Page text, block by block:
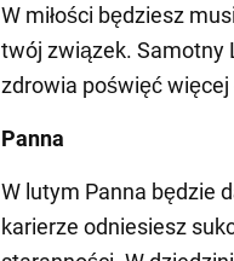
W miłości będziesz
twój związek. Samotny
zdrowia poświęć
Panna
W lutym Panna będzie
karierze odniesiesz